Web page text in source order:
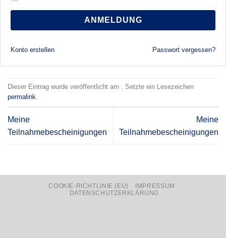
ANMELDUNG
Konto erstellen Passwort vergessen?
Dieser Eintrag wurde veröffentlicht am . Setzte ein Lesezeichen
permalink.
Meine
Teilnahmebescheinigungen
Meine
Teilnahmebescheinigungen
COOKIE-RICHTLINIE (EU)
IMPRESSUM
DATENSCHUTZERKLÄRUNG